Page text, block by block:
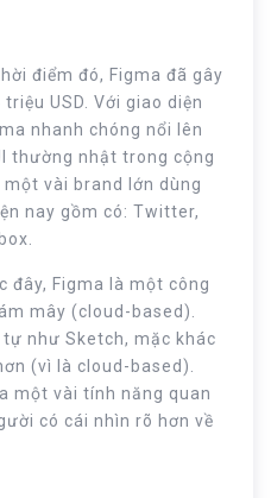
điểm đó, Figma đã gây
USD. Với giao diện
nhanh chóng nổi lên
thường nhật trong cộng
vài brand lớn dùng
nay gồm có: Twitter,
đây, Figma là một công
mây (cloud-based).
như Sketch, mặc khác
(vì là cloud-based).
một vài tính năng quan
có cái nhìn rõ hơn về